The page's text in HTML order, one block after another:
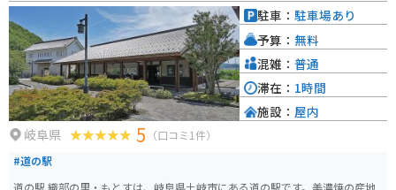
ースも充実しているので、ツーリングの拠点としても最適です。 周辺には、
賤ヶ岳リフトや余呉湖など、自然豊かな観光スポットも点在しています。少し
足を延ばして、滋賀の魅力を満喫するのも良いでしょう。
岐阜県 5 （口コミ1件）
#道の駅
駐車： 駐車場あり
予算： 無料
混雑： 普通
滞在： 1時間
施設： 屋内